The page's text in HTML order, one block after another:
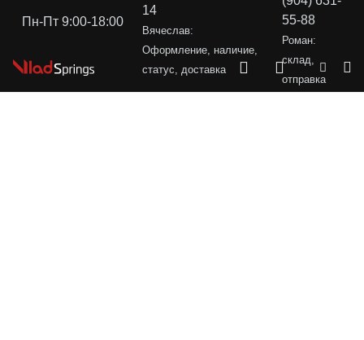
Пн-Пт 9:00-18:00
14
Вячеслав:
Оформление, наличие,
статус, доставка
55-88
Роман:
склад,
отправка